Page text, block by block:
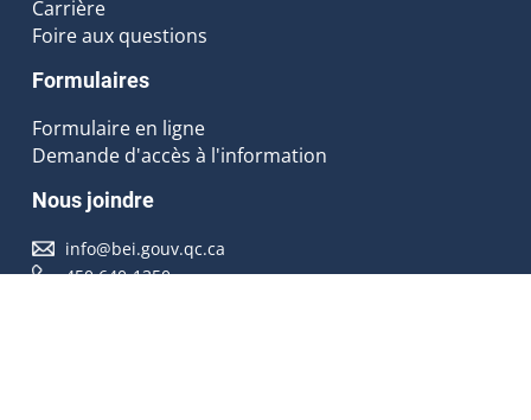
Carrière
Foire aux questions
Formulaires
Formulaire en ligne
Demande d'accès à l'information
Nous joindre
info@bei.gouv.qc.ca
450 640-1350